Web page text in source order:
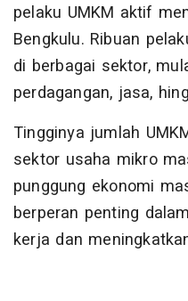
pelaku UMKM aktif
Bengkulu. Ribuan
di berbagai sektor,
perdagangan, jasa,
Tingginya jumlah
sektor usaha mikro
punggung ekonomi
berperan penting
kerja dan